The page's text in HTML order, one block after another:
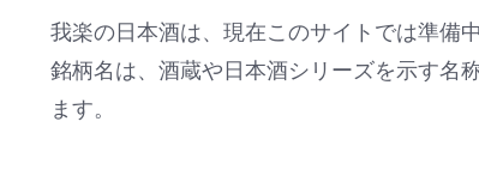
我楽の日本酒は、現在このサイトでは準備中
銘柄名は、酒蔵や日本酒シリーズを示す名
ます。